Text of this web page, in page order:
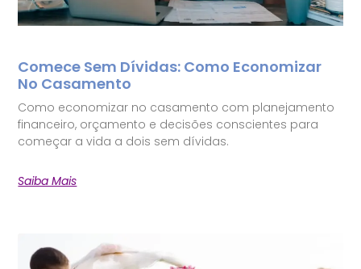
Comece Sem Dívidas: Como Economizar
No Casamento
Como economizar no casamento com planejamento
financeiro, orçamento e decisões conscientes para
começar a vida a dois sem dívidas.
Saiba Mais